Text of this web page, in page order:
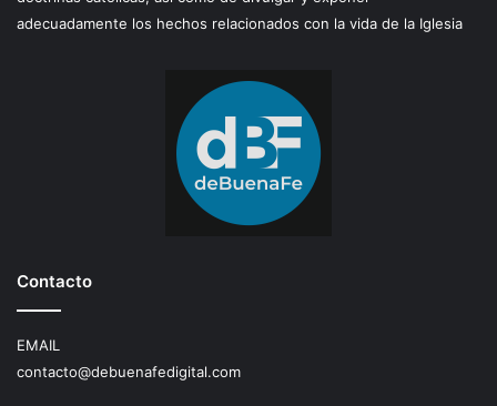
adecuadamente los hechos relacionados con la vida de la Iglesia
Contacto
EMAIL
contacto@debuenafedigital.com